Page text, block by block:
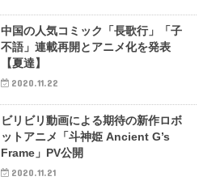
中国の人気コミック「長歌行」「子
不語」連載再開とアニメ化を発表
【夏達】
2020.11.22
ビリビリ動画による期待の新作ロボ
ットアニメ「斗神姫 Ancient G’s
Frame」PV公開
2020.11.21